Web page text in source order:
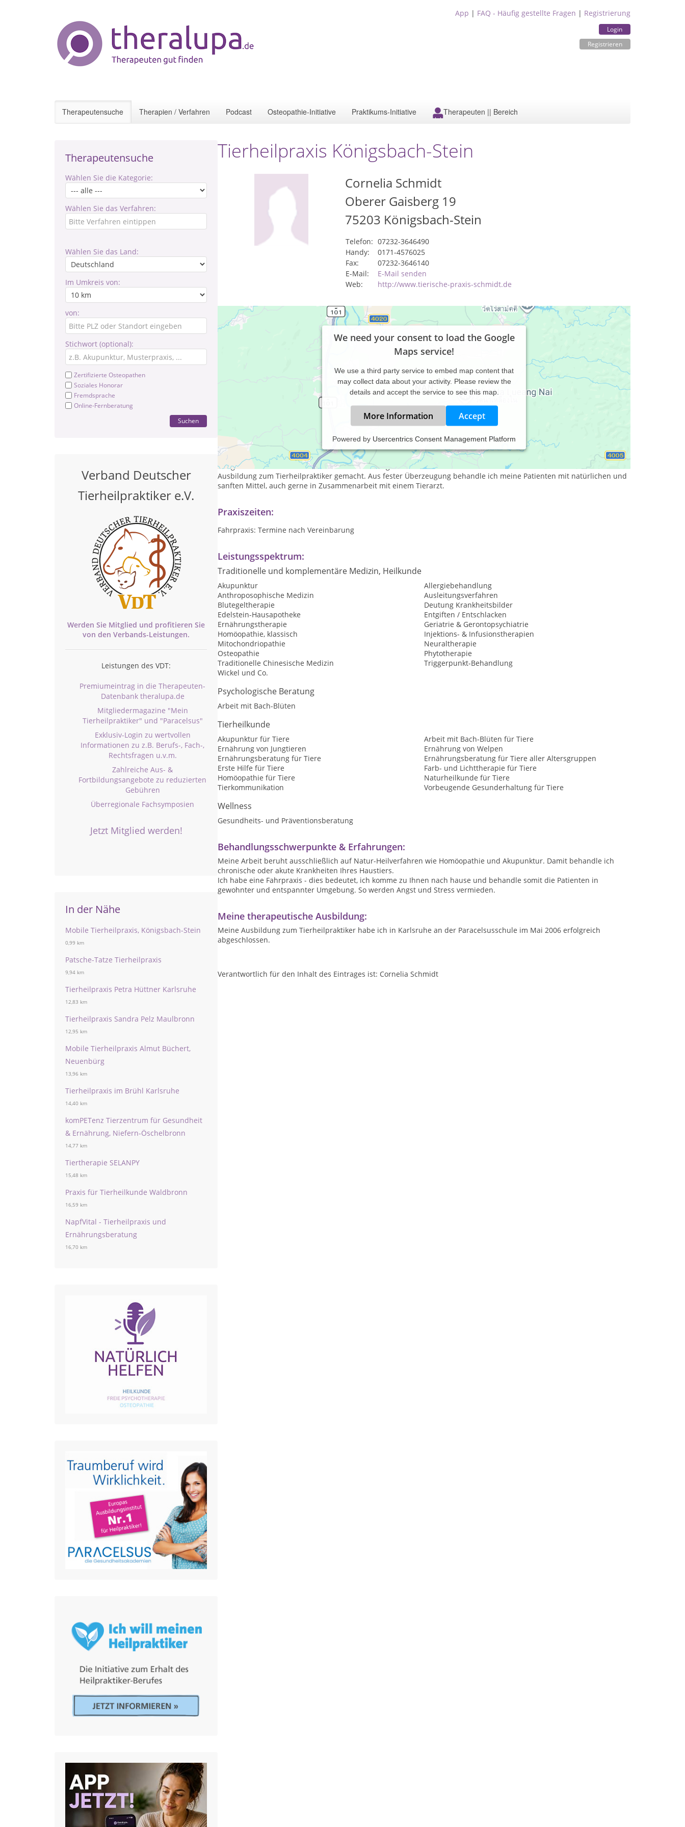
App | FAQ - Häufig gestellte Fragen | Registrierung
Login
Registrieren
Therapeutensuche Therapien / Verfahren Podcast Osteopathie-Initiative Praktikums-Initiative Therapeuten || Bereich
Therapeutensuche
Wählen Sie die Kategorie:
Wählen Sie das Verfahren:
Wählen Sie das Land:
Im Umkreis von:
von:
Stichwort (optional):
Zertifizierte Osteopathen
Soziales Honorar
Fremdsprache
Online-Fernberatung
Suchen
Verband Deutscher
Tierheilpraktiker e.V.
Werden Sie Mitglied und profitieren Sie
von den Verbands-Leistungen.
Leistungen des VDT:
Premiumeintrag in die Therapeuten-
Datenbank theralupa.de
Mitgliedermagazine "Mein
Tierheilpraktiker" und "Paracelsus"
Exklusiv-Login zu wertvollen
Informationen zu z.B. Berufs-, Fach-,
Rechtsfragen u.v.m.
Zahlreiche Aus- &
Fortbildungsangebote zu reduzierten
Gebühren
Überregionale Fachsymposien
Jetzt Mitglied werden!
In der Nähe
Mobile Tierheilpraxis, Königsbach-Stein
0,99 km
Patsche-Tatze Tierheilpraxis
9,94 km
Tierheilpraxis Petra Hüttner Karlsruhe
12,83 km
Tierheilpraxis Sandra Pelz Maulbronn
12,95 km
Mobile Tierheilpraxis Almut Büchert,
Neuenbürg
13,96 km
Tierheilpraxis im Brühl Karlsruhe
14,40 km
komPETenz Tierzentrum für Gesundheit
& Ernährung, Niefern-Öschelbronn
14,77 km
Tiertherapie SELANPY
15,48 km
Praxis für Tierheilkunde Waldbronn
16,59 km
NapfVital - Tierheilpraxis und
Ernährungsberatung
16,70 km
Tierheilpraxis Königsbach-Stein
Cornelia Schmidt
Oberer Gaisberg 19
75203 Königsbach-Stein
Telefon: 07232-3646490
Handy:
0171-4576025
Fax:
07232-3646140
E-Mail:
E-Mail senden
Web:
http://www.tierische-praxis-schmidt.de
We need your consent to load the Google
Maps service!
We use a third party service to embed map content that
may collect data about your activity. Please review the
details and accept the service to see this map.
More Information Accept
Powered by Usercentrics Consent Management Platform
Mein Name ist Cornelia Schmidt, ich bin Mutter von vier Kindern. In meinem Leben war ich noch nie ohne Tiere: Hunde,
Katzen, Kaninchen, Vögel uvm.
Die gesamte Familie und ich sind sehr naturbezogen. Aus diesen und vielen anderen Gründen habe ich eine
Ausbildung zum Tierheilpraktiker gemacht. Aus fester Überzeugung behandle ich meine Patienten mit natürlichen und
sanften Mittel, auch gerne in Zusammenarbeit mit einem Tierarzt.
Praxiszeiten:
Fahrpraxis: Termine nach Vereinbarung
Leistungsspektrum:
Traditionelle und komplementäre Medizin, Heilkunde
Akupunktur
Allergiebehandlung
Anthroposophische Medizin
Ausleitungsverfahren
Blutegeltherapie
Deutung Krankheitsbilder
Edelstein-Hausapotheke
Entgiften / Entschlacken
Ernährungstherapie
Geriatrie & Gerontopsychiatrie
Homöopathie, klassisch
Injektions- & Infusionstherapien
Mitochondriopathie
Neuraltherapie
Osteopathie
Phytotherapie
Traditionelle Chinesische Medizin
Triggerpunkt-Behandlung
Wickel und Co.
Psychologische Beratung
Arbeit mit Bach-Blüten
Tierheilkunde
Akupunktur für Tiere
Arbeit mit Bach-Blüten für Tiere
Ernährung von Jungtieren
Ernährung von Welpen
Ernährungsberatung für Tiere
Ernährungsberatung für Tiere aller Altersgruppen
Erste Hilfe für Tiere
Farb- und Lichttherapie für Tiere
Homöopathie für Tiere
Naturheilkunde für Tiere
Tierkommunikation
Vorbeugende Gesunderhaltung für Tiere
Wellness
Gesundheits- und Präventionsberatung
Behandlungsschwerpunkte & Erfahrungen:
Meine Arbeit beruht ausschließlich auf Natur-Heilverfahren wie Homöopathie und Akupunktur. Damit behandle ich
chronische oder akute Krankheiten Ihres Haustiers.
Ich habe eine Fahrpraxis - dies bedeutet, ich komme zu Ihnen nach hause und behandle somit die Patienten in
gewohnter und entspannter Umgebung. So werden Angst und Stress vermieden.
Meine therapeutische Ausbildung:
Meine Ausbildung zum Tierheilpraktiker habe ich in Karlsruhe an der Paracelsusschule im Mai 2006 erfolgreich
abgeschlossen.
Verantwortlich für den Inhalt des Eintrages ist: Cornelia Schmidt